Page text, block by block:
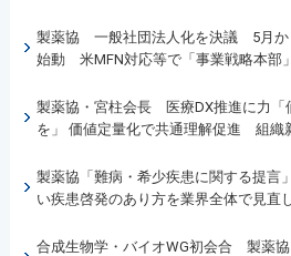
製薬協 一般社団法人化を決議 5月
始動 米MFN対応等で「事業戦略本部
製薬協・宮柱会長 医療DX推進に力「
を」 価値定量化で共通理解促進 組織
製薬協「難病・希少疾患に関する提
い疾患啓発のあり方を業界全体で見直
合成生物学・バイオWG初会合 製薬